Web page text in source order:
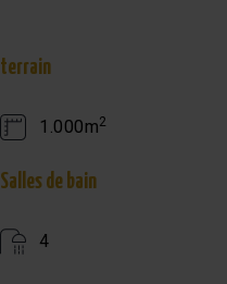
terrain
1.000m2
Salles de bain
4